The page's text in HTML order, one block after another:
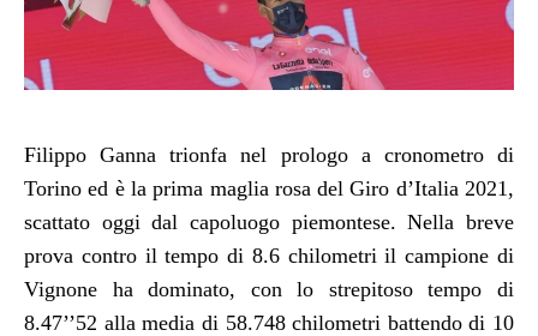
Filippo Ganna trionfa nel prologo a cronometro di
Torino ed è la prima maglia rosa del Giro d’Italia 2021,
scattato oggi dal capoluogo piemontese. Nella breve
prova contro il tempo di 8.6 chilometri il campione di
Vignone ha dominato, con lo strepitoso tempo di
8.47’’52 alla media di 58.748 chilometri battendo di 10